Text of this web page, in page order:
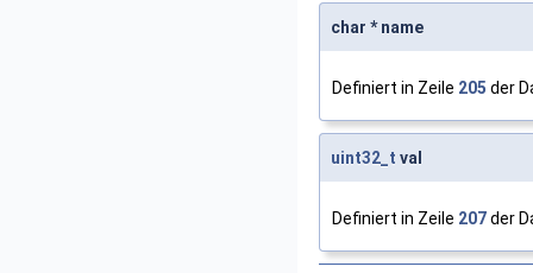
char * name
Definiert in Zeile 205 der
uint32_t val
Definiert in Zeile 207der